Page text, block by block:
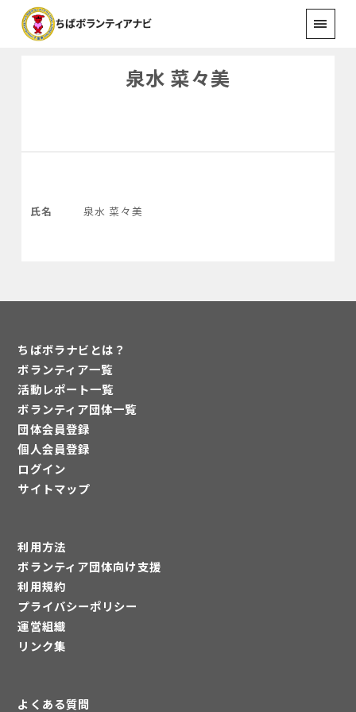
泉水 菜々美
氏名 泉水 菜々美
ちばボラナビとは？
ボランティア一覧
活動レポート一覧
ボランティア団体一覧
団体会員登録
個人会員登録
ログイン
サイトマップ
利用方法
ボランティア団体向け支援
利用規約
プライバシーポリシー
運営組織
リンク集
よくある質問